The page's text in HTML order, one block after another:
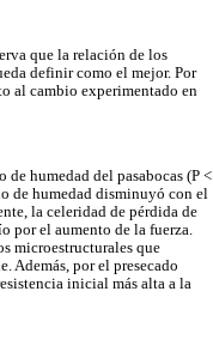
que la relación de los
definir como el mejor. Por
al cambio experimentado en
humedad del pasabocas (P <
de humedad disminuyó con el
la celeridad de pérdida de
por el aumento de la fuerza.
microestructurales que
Además, por el presecado
inicial más alta a la